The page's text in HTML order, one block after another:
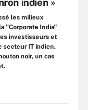
indien »
les milieux
"Corporate India"
investisseurs et
secteur IT indien.
noir, un cas